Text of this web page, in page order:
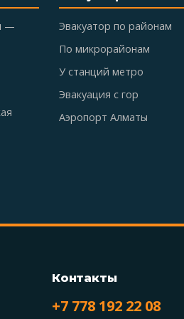
—
Эвакуатор по районам
По микрорайонам
У станций метро
Эвакуация с гор
Аэропорт Алматы
Контакты
+7 778 192 22 08